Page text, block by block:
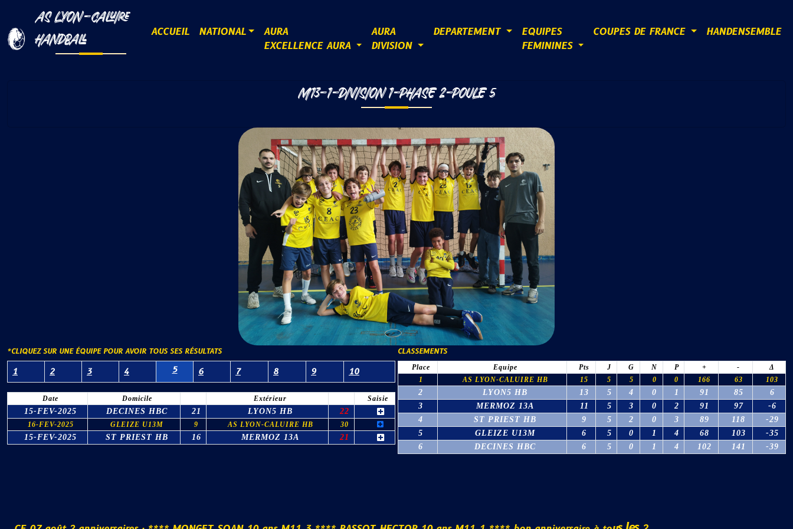
AS LYON-CALUIRE
HANDBALL
ACCUEIL NATIONAL
AURA
EXCELLENCE AURA
AURA
DIVISION
DEPARTEMENT
EQUIPES
FEMININES
COUPES DE FRANCE HANDENSEMBLE
M13-1-DIVISION 1-PHASE 2-POULE 5
*CLIQUEZ SUR UNE ÉQUIPE POUR AVOIR TOUS SES RÉSULTATS
1 2 3 4 5 6 7 8 9 10
Date Domicile Extérieur Saisie
15-FEV-2025 DECINES HBC 21 LYON5 HB 22
16-FEV-2025 GLEIZE U13M 9 AS LYON-CALUIRE HB 30
15-FEV-2025 ST PRIEST HB 16 MERMOZ 13A 21
CLASSEMENTS
Place Equipe Pts J G N P + -
Δ
1
AS LYON-CALUIRE HB 15 5 5 0 0 166 63 103
2 LYON5 HB 13 5 4 0 1 91 85
6
3
MERMOZ 13A 11 5 3 0 2 91 97
-6
4
ST PRIEST HB 9 5 2 0 3 89 118
-29
5
GLEIZE U13M 6 5 0 1 4 68 103
-35
6
DECINES HBC 6 5 0 1 4 102 141 -39